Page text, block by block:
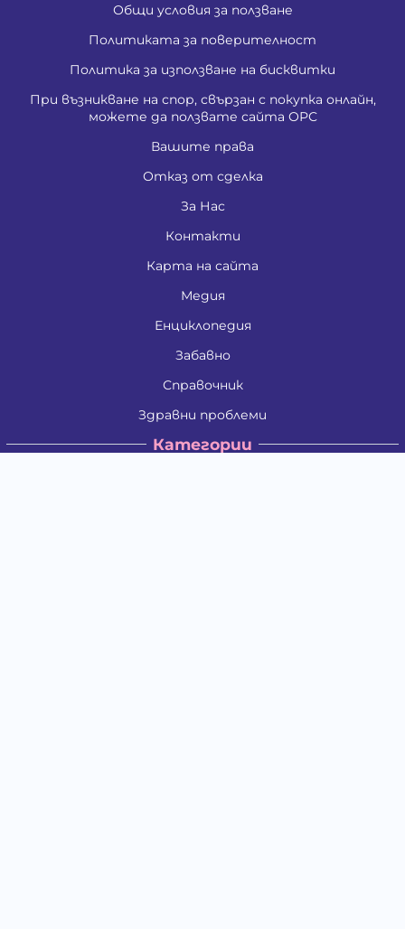
Общи условия за ползване
Политиката за поверителност
Политика за използване на бисквитки
При възникване на спор, свързан с покупка онлайн,
можете да ползвате сайта ОРС
Вашите права
Отказ от сделка
За Нас
Контакти
Карта на сайта
Медия
Енциклопедия
Забавно
Справочник
Здравни проблеми
Категории